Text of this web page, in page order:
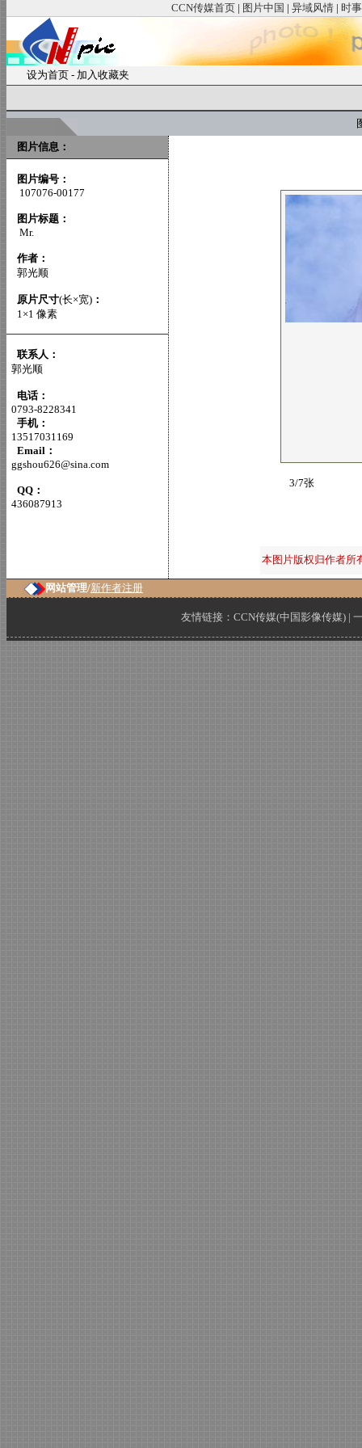
CCN传媒首页 | 图片中国 | 异域风情 | 时
设为首页 - 加入收藏夹
图片信息：
图片编号：
107076-00177
图片标题：
Mr.
作者：
郭光顺
原片尺寸(长×宽) ：
1×1 像素
联系人：
郭光顺
电话：
0793-8228341
手机：
13517031169
Email：
ggshou626@sina.com
QQ：
436087913
3/7张
本图片版权归作者所
网站管理/新作者注册
友情链接： CCN传媒(中国影像传媒) |